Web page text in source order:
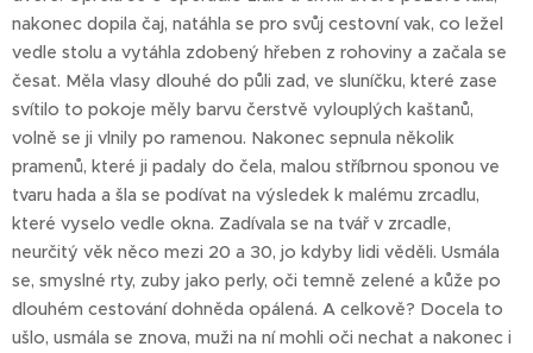
nakonec dopila čaj, natáhla se pro svůj cestovní vak, co ležel
vedle stolu a vytáhla zdobený hřeben z rohoviny a začala se
česat. Měla vlasy dlouhé do půli zad, ve sluníčku, které zase
svítilo to pokoje měly barvu čerstvě vylouplých kaštanů,
volně se ji vlnily po ramenou. Nakonec sepnula několik
pramenů, které ji padaly do čela, malou stříbrnou sponou ve
tvaru hada a šla se podívat na výsledek k malému zrcadlu,
které vyselo vedle okna. Zadívala se na tvář v zrcadle,
neurčitý věk něco mezi 20 a 30, jo kdyby lidi věděli. Usmála
se, smyslné rty, zuby jako perly, oči temně zelené a kůže po
dlouhém cestování dohněda opálená. A celkově? Docela to
ušlo, usmála se znova, muži na ní mohli oči nechat a nakonec i